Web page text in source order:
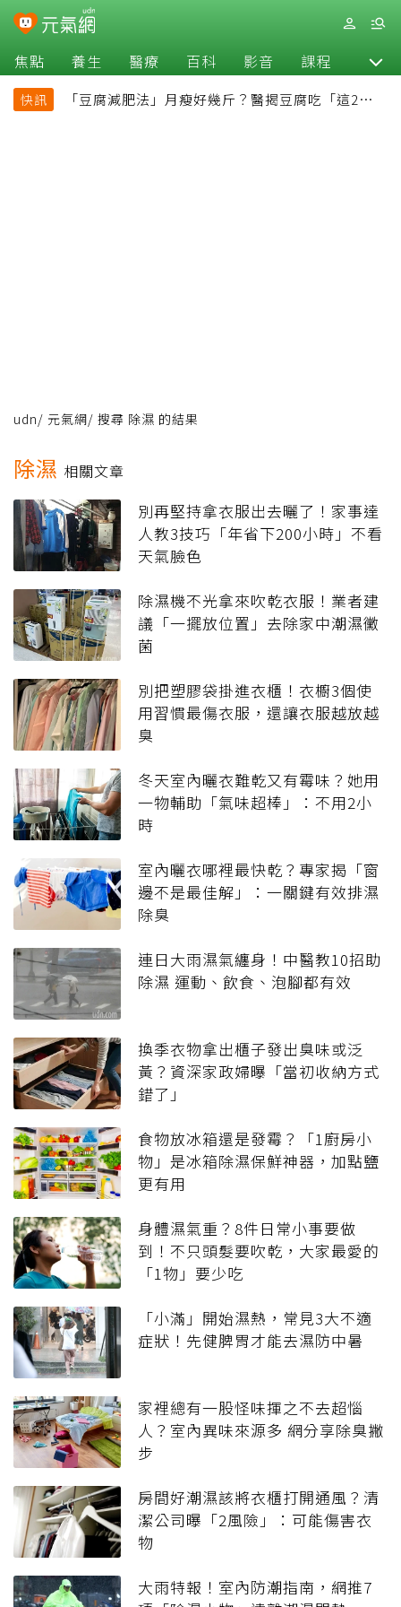
焦點 養生 醫療 百科 影音 課程 退休
快訊
「豆腐減肥法」月瘦好幾斤？醫揭豆腐吃「這2種最
udn/ 元氣網/ 搜尋 除濕 的結果
除濕 相關文章
別再堅持拿衣服出去曬了！家事達
人教3技巧「年省下200小時」不看
天氣臉色
除濕機不光拿來吹乾衣服！業者建
議「一擺放位置」去除家中潮濕黴
菌
別把塑膠袋掛進衣櫃！衣櫥3個使
用習慣最傷衣服，還讓衣服越放越
臭
冬天室內曬衣難乾又有霉味？她用
一物輔助「氣味超棒」：不用2小
時
室內曬衣哪裡最快乾？專家揭「窗
邊不是最佳解」：一關鍵有效排濕
除臭
連日大雨濕氣纏身！中醫教10招助
除濕 運動、飲食、泡腳都有效
換季衣物拿出櫃子發出臭味或泛
黃？資深家政婦曝「當初收納方式
錯了」
食物放冰箱還是發霉？「1廚房小
物」是冰箱除濕保鮮神器，加點鹽
更有用
身體濕氣重？8件日常小事要做
到！不只頭髮要吹乾，大家最愛的
「1物」要少吃
「小滿」開始濕熱，常見3大不適
症狀！先健脾胃才能去濕防中暑
家裡總有一股怪味揮之不去超惱
人？室內異味來源多 網分享除臭撇
步
房間好潮濕該將衣櫃打開通風？清
潔公司曝「2風險」：可能傷害衣
物
大雨特報！室內防潮指南，網推7